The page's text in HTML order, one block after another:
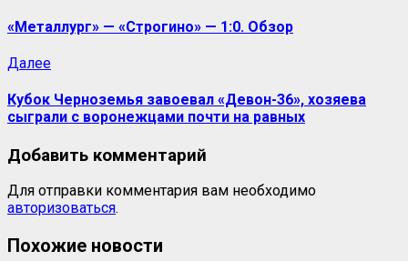
«Металлург» — «Строгино» — 1:0. Обзор
Далее
Кубок Черноземья завоевал «Девон-36», хозяева
сыграли с воронежцами почти на равных
Добавить комментарий
Для отправки комментария вам необходимо
авторизоваться.
Похожие новости